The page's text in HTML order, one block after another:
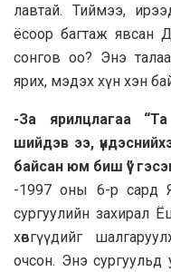
лавтай. Тиймээ,
ёсоор багтаж явсан
сонгов оо? Энэ
ярих, мэдэх хүн хэн
-За ярилцлагаа
шийдэв ээ,
байсан юм биш үү”
-1997 оны 6-р сард
сургуулийн захирал
хөвгүүдийг
очсон. Энэ